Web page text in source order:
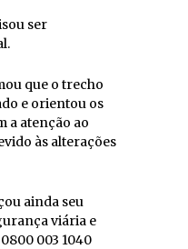
ser
que o trecho
e orientou os
a atenção ao
às alterações
ainda seu
viária e
003 1040